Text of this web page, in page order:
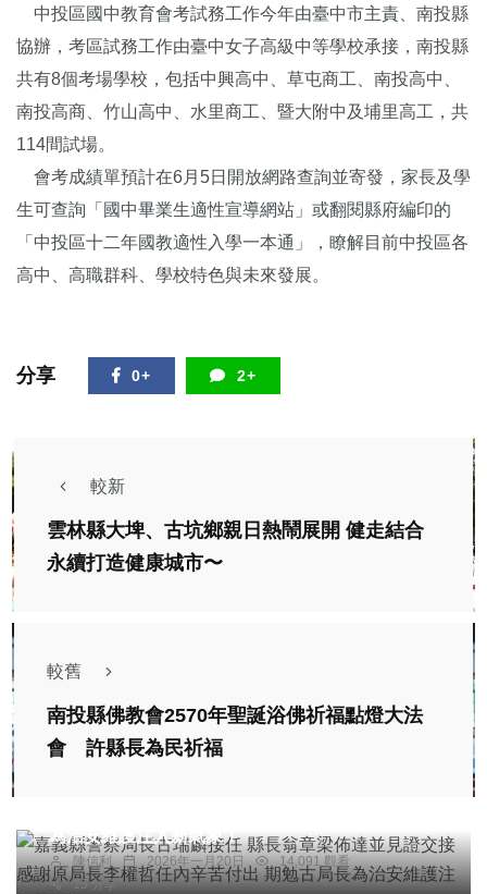
中投區國中教育會考試務工作今年由臺中市主責、南投縣
協辦，考區試務工作由臺中女子高級中等學校承接，南投縣
共有8個考場學校，包括中興高中、草屯商工、南投高中、
南投高商、竹山高中、水里商工、暨大附中及埔里高工，共
114間試場。
會考成績單預計在6月5日開放網路查詢並寄發，家長及學
生可查詢「國中畢業生適性宣導網站」或翻閱縣府編印的
「中投區十二年國教適性入學一本通」，瞭解目前中投區各
高中、高職群科、學校特色與未來發展。
分享 0+ 2+
較新
雲林縣大埤、古坑鄉親日熱鬧展開 健走結合
永續打造健康城市〜
較舊
南投縣佛教會2570年聖誕浴佛祈福點燈大法
會 許縣長為民祈福
社會 綜合新聞
為治安維護注入新氣象！
陳信利 2026年一月20日
14,091 觀看
15 分享
頭條